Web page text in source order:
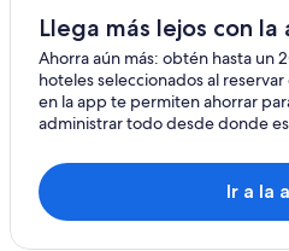
Hoteles en St. Gallen
Hoteles cerca de Plaza Roja
Hoteles en Flawil
Hoteles en Ebnat-Kappel
Hoteles en Wittenbach
Llega más lejos con
Ahorra aún más: obtén hasta un
hoteles seleccionados al
en la app te permiten ahorrar
administrar todo desde donde
Ir a la